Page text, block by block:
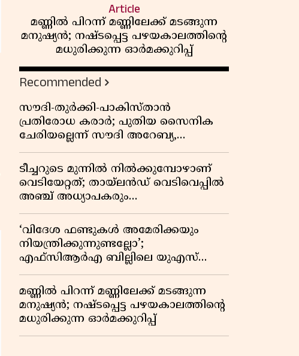
Article
മണ്ണിൽ പിറന്ന് മണ്ണിലേക്ക് മടങ്ങുന്ന
മനുഷ്യൻ; നഷ്ടപ്പെട്ട പഴയകാലത്തിൻ്റെ
മധുരിക്കുന്ന ഓർമക്കുറിപ്പ്
Recommended
സൗദി-തുർക്കി-പാകിസ്താൻ
പ്രതിരോധ കരാർ; പുതിയ സൈനിക
ചേരിയല്ലെന്ന് സൗദി അറേബ്യ,
വിമർശനവുമായി ഇറാൻ
ടീച്ചറുടെ മുന്നിൽ നിൽക്കുമ്പോഴാണ്
വെടിയേറ്റത്; തായ്‌ലൻഡ് വെടിവെപ്പിൽ
അഞ്ച് അധ്യാപകരും
മുത്തശ്ശീമുത്തശ്ശന്മാരും കൊല്ലപ്പെട്ടു,
മരണസംഖ്യ 7; ഞെട്ടിക്കുന്ന
വെളിപ്പെടുത്തലുകൾ
‘വിദേശ ഫണ്ടുകൾ അമേരിക്കയും
നിയന്ത്രിക്കുന്നുണ്ടല്ലോ’;
എഫ്സിആർഎ ബില്ലിലെ യുഎസ്
വിമർശനങ്ങൾക്ക് മറുപടിയുമായി ഇന്ത്യ
മണ്ണിൽ പിറന്ന് മണ്ണിലേക്ക് മടങ്ങുന്ന
മനുഷ്യൻ; നഷ്ടപ്പെട്ട പഴയകാലത്തിൻ്റെ
മധുരിക്കുന്ന ഓർമക്കുറിപ്പ്